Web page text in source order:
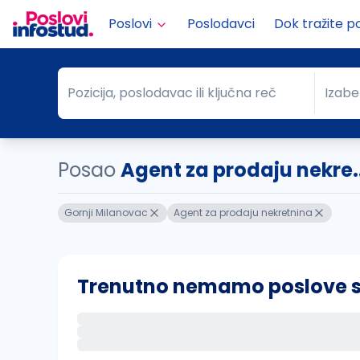
Poslovi Poslodavci Dok tražite
Pozicija, poslodavac ili ključna reč
Pozicija, poslodavac ili ključna reč Grad
PosaoAgent za prodaju
Gornji Milanovac Agent za prodaju nekretnina
Trenutno nemamo poslove